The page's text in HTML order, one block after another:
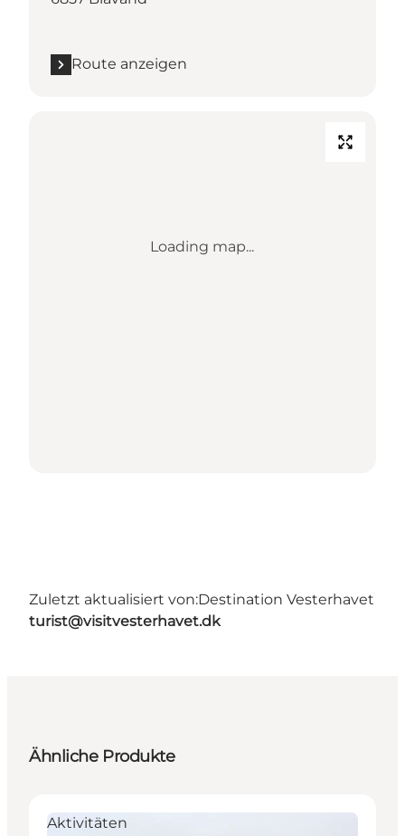
Route anzeigen
Loading map...
Zuletzt aktualisiert von:Destination Vesterhavet
turist@visitvesterhavet.dk
Ähnliche Produkte
Aktivitäten